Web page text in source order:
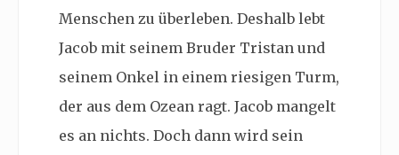
Menschen zu überleben. Deshalb lebt
Jacob mit seinem Bruder Tristan und
seinem Onkel in einem riesigen Turm,
der aus dem Ozean ragt. Jacob mangelt
es an nichts. Doch dann wird sein